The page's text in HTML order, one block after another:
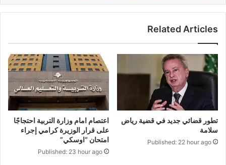
Related Articles
تطور قضائي جديد في قضية رياض
سلامة
Published: 22 hour ago
اعتصام امام وزارة التربية احتجاجًا
على قرار الوزيرة كرامي إجراء
امتحان “اوسكي”
Published: 23 hour ago